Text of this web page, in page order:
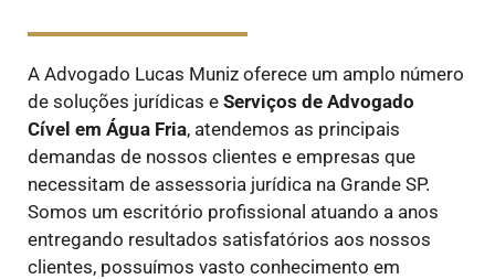
A Advogado Lucas Muniz oferece um amplo número
de soluções jurídicas e Serviços de Advogado
Cível em Água Fria, atendemos as principais
demandas de nossos clientes e empresas que
necessitam de assessoria jurídica na Grande SP.
Somos um escritório profissional atuando a anos
entregando resultados satisfatórios aos nossos
clientes, possuímos vasto conhecimento em